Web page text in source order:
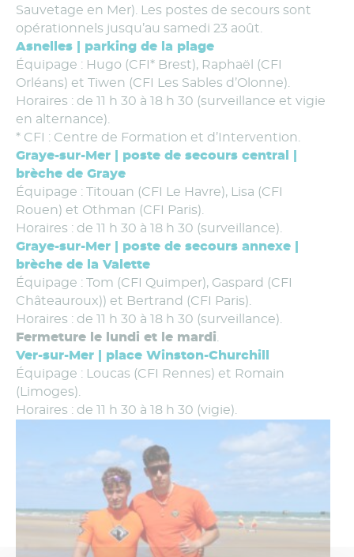
Sauvetage en Mer). Les postes de secours sont
opérationnels jusqu’au samedi 23 août.
Asnelles | parking de la plage
Équipage : Hugo (CFI* Brest), Raphaël (CFI
Orléans) et Tiwen (CFI Les Sables d’Olonne).
Horaires : de 11 h 30 à 18 h 30 (surveillance et vigie
en alternance).
* CFI : Centre de Formation et d’Intervention.
Graye-sur-Mer | poste de secours central |
brèche de Graye
Équipage : Titouan (CFI Le Havre), Lisa (CFI
Rouen) et Othman (CFI Paris).
Horaires : de 11 h 30 à 18 h 30 (surveillance).
Graye-sur-Mer | poste de secours annexe |
brèche de la Valette
Équipage : Tom (CFI Quimper), Gaspard (CFI
Châteauroux)) et Bertrand (CFI Paris).
Horaires : de 11 h 30 à 18 h 30 (surveillance).
Fermeture le lundi et le mardi
Ver-sur-Mer | place Winston-Churchill
Équipage : Loucas (CFI Rennes) et Romain
(Limoges).
Horaires : de 11 h 30 à 18 h 30 (vigie).